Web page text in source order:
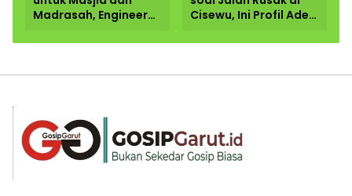
Madrasah, Engineer
Garut Dorong
Pendidikan
Cisewu, Ini Profil Ade
DPR RI dari Garut